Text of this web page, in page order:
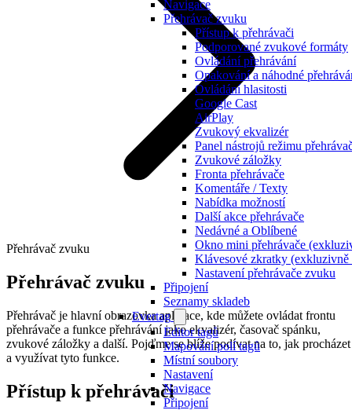
Navigace
Přehrávač zvuku
Přístup k přehrávači
Podporované zvukové formáty
Ovládání přehrávání
Opakování a náhodné
Ovládání hlasitosti
Google Cast
AirPlay
Zvukový ekvalizér
Panel nástrojů režimu
Zvukové záložky
Fronta přehrávače
Komentáře / Texty
Nabídka možností
Další akce přehrávače
Nedávné a Oblíbené
Okno mini přehrávače
Klávesové zkratky (exkluzivně
Nastavení přehrávače zvuku
Připojení
Seznamy skladeb
Evertag
Editor tagů
Mapování polí tagů
Místní soubory
Nastavení
Navigace
Připojení
Přehrávač zvuku
Přehrávač zvuku
Přehrávač je hlavní obrazovka aplikace, kde můžete ovládat frontu
přehrávače a funkce přehrávání jako ekvalizér, časovač spánku,
zvukové záložky a další. Pojďme se blíže podívat na to, jak procházet
a využívat tyto funkce.
Přístup k přehrávači